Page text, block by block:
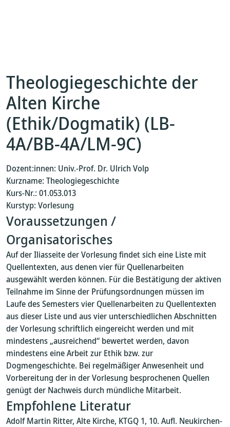
Theologiegeschichte der
Alten Kirche
(Ethik/Dogmatik) (LB-
4A/BB-4A/LM-9C)
Dozent:innen: Univ.-Prof. Dr. Ulrich Volp
Kurzname: Theologiegeschichte
Kurs-Nr.: 01.053.013
Kurstyp: Vorlesung
Voraussetzungen /
Organisatorisches
Auf der Iliasseite der Vorlesung findet sich eine Liste mit
Quellentexten, aus denen vier für Quellenarbeiten
ausgewählt werden können. Für die Bestätigung der aktiven
Teilnahme im Sinne der Prüfungsordnungen müssen im
Laufe des Semesters vier Quellenarbeiten zu Quellentexten
aus dieser Liste und aus vier unterschiedlichen Abschnitten
der Vorlesung schriftlich eingereicht werden und mit
mindestens „ausreichend“ bewertet werden, davon
mindestens eine Arbeit zur Ethik bzw. zur
Dogmengeschichte. Bei regelmäßiger Anwesenheit und
Vorbereitung der in der Vorlesung besprochenen Quellen
genügt der Nachweis durch mündliche Mitarbeit.
Empfohlene Literatur
Adolf Martin Ritter, Alte Kirche, KTGQ 1, 10. Aufl. Neukirchen-